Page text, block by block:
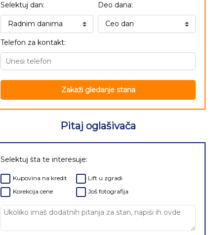
Selektuj dan: Deo dana:
Telefon za kontakt:
Zakaži gledanje stana
Pitaj oglašivača
Selektuj šta te interesuje:
Kupovina na kredit
Korekcija cene
Lift u zgradi
Još fotografija